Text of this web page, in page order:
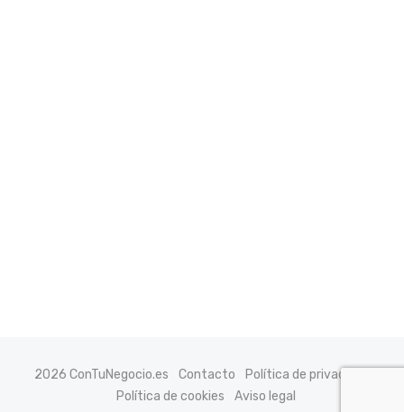
2026 ConTuNegocio.es Contacto
Política de privacidad
Política de cookies
Aviso legal